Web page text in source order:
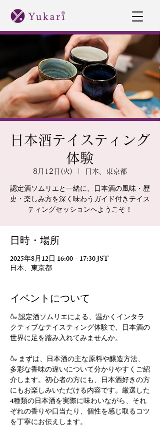
日本酒テイスティング
体験
8月12日(火) 日本、東京都
認定酒ソムリエと一緒に、日本酒の風味・歴
史・楽しみ方を深く味わうガイド付きテイス
ティングセッションへようこそ！
日時・場所
2025年8月12日 16:00 – 17:30 JST
日本、東京都
イベントについて
🍶 認定酒ソムリエによる、温かくインタラ
クティブなテイスティング体験で、日本酒の
世界に足を踏み入れてみませんか。
🍶 まずは、日本酒の主な原料や醸造方法、
多彩な香味の違いについて分かりやすくご紹
介します。初心者の方にも、日本酒好きの方
にもお楽しみいただける内容です。厳選した
4種類の日本酒を実際に味わいながら、それ
ぞれの香りや口当たり、個性を感じ取るコツ
を丁寧にお伝えします。